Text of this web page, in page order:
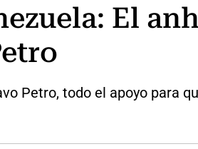
El
Petro, todo el apoyo para